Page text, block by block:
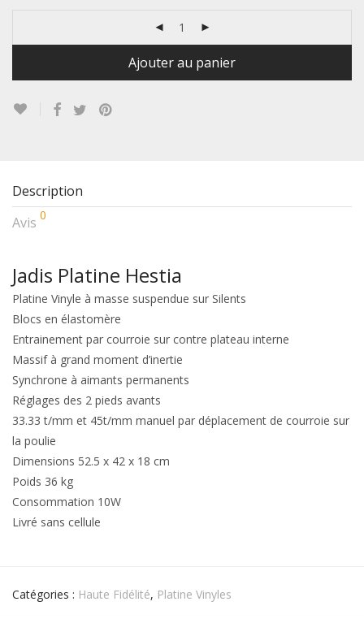
Ajouter au panier
Description
Avis 0
Jadis Platine Hestia
Platine Vinyle à masse suspendue sur Silents
Blocs en élastomère
Entrainement par courroie sur contre plateau interne
Massif à grand moment d’inertie
Synchrone à aimants permanents
Réglages des 2 pieds avants
33.33 t/mm et 45t/mm manuel par déplacement de courroie sur
la poulie
Dimensions 52.5 x 42 x 18 cm
Poids 36 kg
Consommation 10W
Livré sans cellule
Catégories : Haute Fidélité, Platine Vinyles